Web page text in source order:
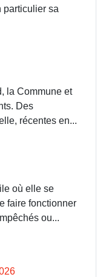
particulier sa
la Commune et
Des
récentes en...
où elle se
faire fonctionner
ou...